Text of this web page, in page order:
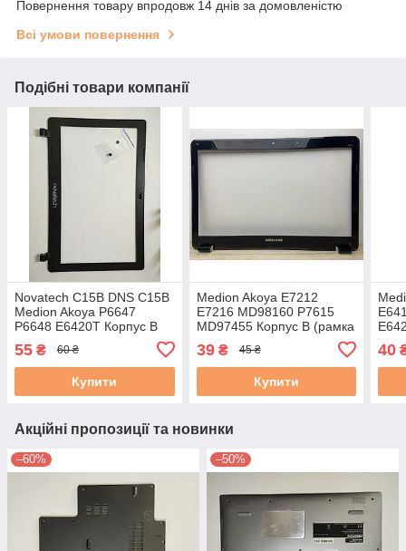
Повернення товару впродовж 14 днів за домовленістю
Всі умови повернення
Подібні товари компанії
Novatech C15B DNS C15B
Medion Akoya P6647
P6648 E6420T Корпус B
CNA0S01 б/у
55 ₴ 60 ₴
Купити
Medion Akoya E7212
E7216 MD98160 P7615
MD97455 Корпус B (рамка
матриці) (41.4HM02.001)
3,5A б/в
39₴ 45 ₴
Купити
40
Акційні пропозиції та новинки
–60% –50%